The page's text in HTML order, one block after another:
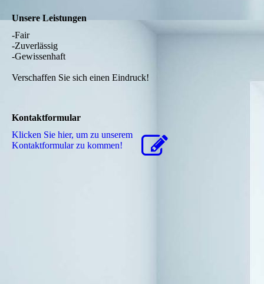
Unsere Leistungen
-Fair
-Zuverlässig
-Gewissenhaft
Verschaffen Sie sich einen Eindruck!
Kontaktformular
Klicken Sie hier, um zu unserem
Kon­takt­for­mu­lar zu kommen!